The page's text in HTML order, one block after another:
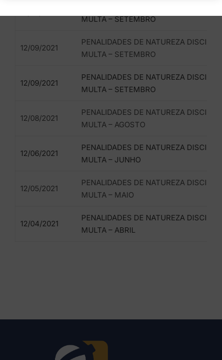
MULTA – SETEMBRO
12/09/2021
PENALIDADES DE NATUREZA
MULTA – SETEMBRO
12/09/2021
PENALIDADES DE NATUREZA
MULTA – SETEMBRO
12/08/2021
PENALIDADES DE NATUREZA
MULTA – AGOSTO
12/06/2021
PENALIDADES DE NATUREZA
MULTA – JUNHO
12/05/2021
PENALIDADES DE NATUREZA
MULTA – MAIO
12/04/2021
PENALIDADES DE NATUREZA
MULTA – ABRIL